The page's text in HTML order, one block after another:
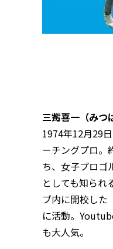
三觜喜一（みつ
1974年12月29
ーチングプロ。
ち、女子プロゴ
としても知られ
ブ内に開校した
に活動。
も大人気。